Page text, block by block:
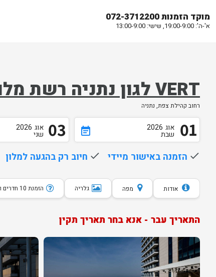
מוקד הזמנות 072-3712200
א'-ה': 19:00-9:00, שישי: 13:00-9:00
VERT לגון נתניה רשת מלונות אפי
רחוב קהילת צפת, נתניה
event_note 01 אוג 2026
שבת 03 אוג 2026
שני
done הזמנה באישור מיידי done חיוב רק בהגעה למלון
אודות מפה גלריה הזמנת 10 חדרים ויותר
התאריך עבר - אנא בחר תאריך תקין